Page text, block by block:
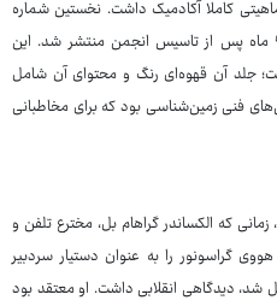
کاملا آکادمیک داشت. نخستین شماره
مجله نشنال جئوگرافیک در اکتبر ۱۸۸۸، ۹ ماه پس از تاسیس انجمن منتشر شد. این
جلد آن قهوه‌ای رنگ و محتوای آن شامل
فنی زمین‌شناسی بود که برای مخاطبانی
در سال ۱۸۹۹ آغاز شد، زمانی که الکساندر گراهام بل، مخترع تلفن و
گراسونور را به عنوان دستیار سردبیر
شد، دیدگاهی انقلابی داشت. او معتقد بود